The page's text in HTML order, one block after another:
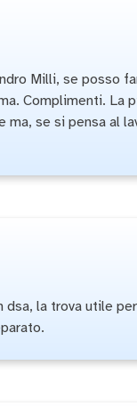
Milli, se posso
Complimenti. La
se si pensa al
la trova utile